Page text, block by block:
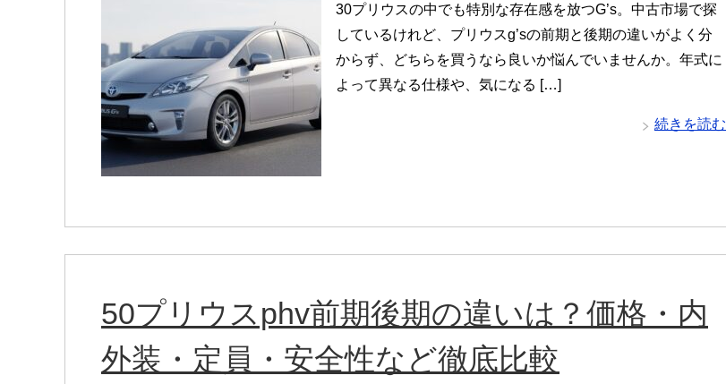
30プリウスの中でも特別な存在感を放つG’s。中古市場で探
しているけれど、プリウスg’sの前期と後期の違いがよく分
からず、どちらを買うなら良いか悩んでいませんか。年式に
よって異なる仕様や、気になる […]
続きを読む
50プリウスphv前期後期の違いは？価格・内
外装・定員・安全性など徹底比較